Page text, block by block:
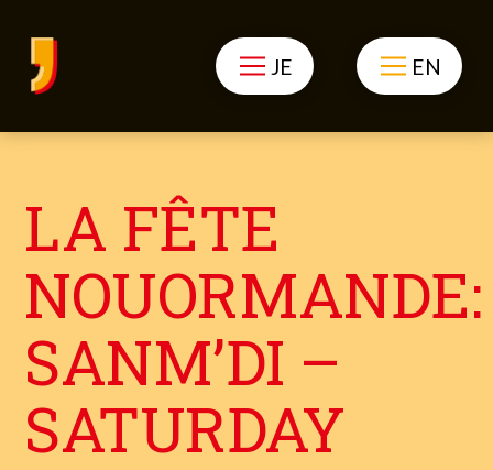
JE EN
LA FÊTE
NOUORMANDE:
SANM’DI –
SATURDAY